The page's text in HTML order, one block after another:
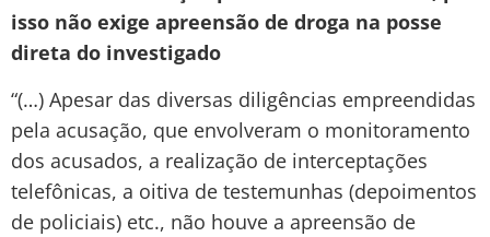
isso não exige apreensão de droga na posse
direta do investigado
“(…) Apesar das diversas diligências empreendidas
pela acusação, que envolveram o monitoramento
dos acusados, a realização de interceptações
telefônicas, a oitiva de testemunhas (depoimentos
de policiais) etc., não houve a apreensão de